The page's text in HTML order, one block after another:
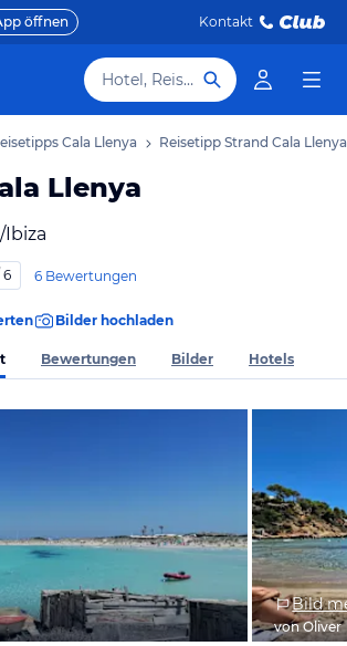
öffnen Kontakt
Hotel, Reiseziel
Cala Llenya Reisetipp Strand Cala Llenya
Llenya
Ibiza
6 6 Bewertungen
Bilder hochladen
Bewertungen Bilder Hotels
Bild
von Oliver